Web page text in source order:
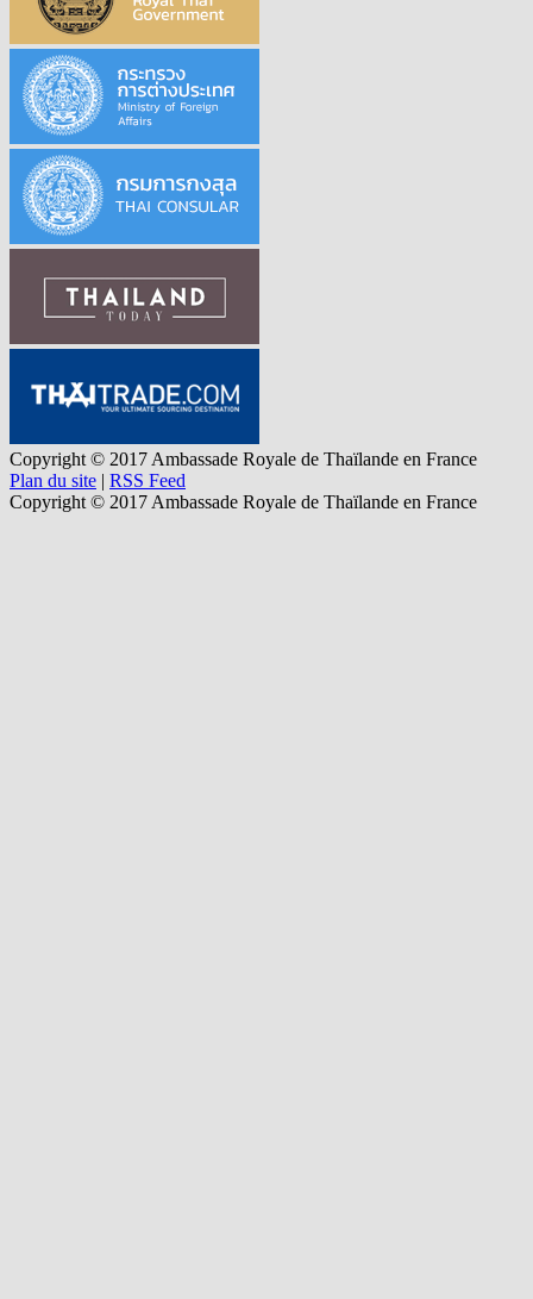
Copyright © 2017 Ambassade Royale de Thaïlande en France
Plan du site | RSS Feed
Copyright © 2017 Ambassade Royale de Thaïlande en France